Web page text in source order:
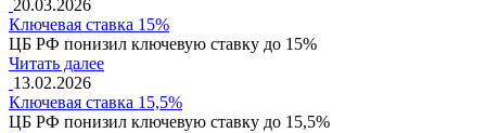
20.03.2026
Ключевая ставка 15%
ЦБ РФ понизил ключевую ставку до 15%
Читать далее
13.02.2026
Ключевая ставка 15,5%
ЦБ РФ понизил ключевую ставку до 15,5%